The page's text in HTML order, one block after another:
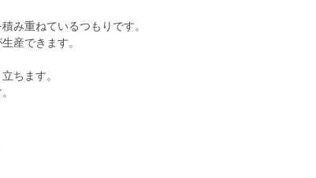
み重ねているつもりです。
産できます。
ちます。